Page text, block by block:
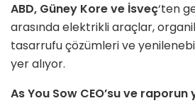
ABD, Güney Kore ve İsveç‘ten
arasında elektrikli araçlar,
tasarrufu çözümleri ve
yer alıyor.
As You Sow CEO’su ve